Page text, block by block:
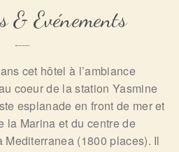
& Evénements
cet hôtel à l’ambiance
coeur de la station Yasmine
esplanade en front de mer et
la Marina et du centre de
(1800 places). Il